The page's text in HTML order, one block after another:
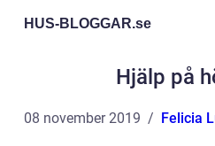
HUS-BLOGGAR.se
Hjälp på
08 november 2019 Felicia